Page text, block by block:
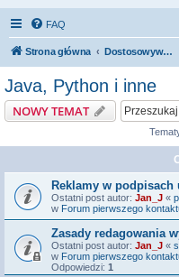
FAQ
Strona główna Dostosowywanie i rozszerzanie funkcjonalności OpenOffice
Java, Python i inne
NOWY TEMAT
Reklamy w
Ostatni post autor: Jan_J «
w Forum pierwszego
Zasady redagowania
Ostatni post autor: Jan_J «
w Forum pierwszego
Odpowiedzi: 1